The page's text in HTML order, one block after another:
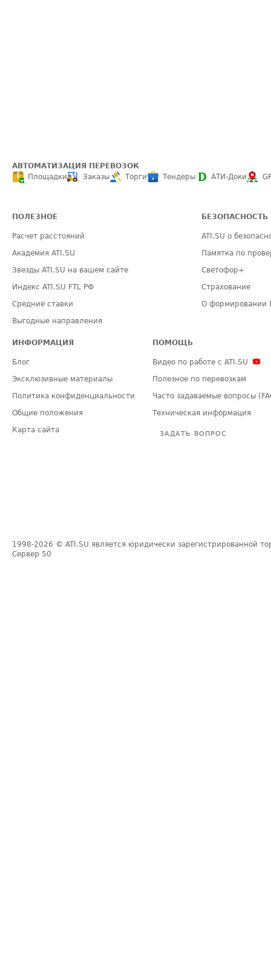
АВТОМАТИЗАЦИЯ ПЕРЕВОЗОК
Площадки
Заказы Торги Тендеры АТИ-Доки
ПОЛЕЗНОЕ
Расчет расстояний
Академия ATI.SU
Звезды ATI.SU на вашем сайте
Индекс ATI.SU FTL РФ
Средние ставки
Выгодные направления
БЕЗОПАСНОСТЬ
ATI.SU о
Памятка по
Светофор+
Страхование
О формировании
ИНФОРМАЦИЯ
Блог
Эксклюзивные материалы
Политика конфиденциальности
Общие положения
Карта сайта
ПОМОЩЬ
Видео по работе с ATI.SU
Полезное по перевозкам
Часто задаваемые вопросы
Техническая информация
ЗАДАТЬ ВОПРОС
1998-2026 © ATI.SU является юридически зарегистрированной
Сервер 50